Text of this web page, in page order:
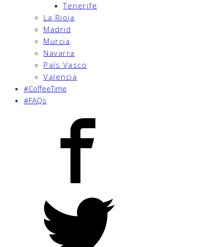
Tenerife
La Rioja
Madrid
Murcia
Navarra
País Vasco
Valencia
#CoffeeTime
#FAQs